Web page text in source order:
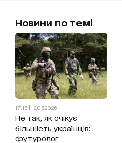
Новини по темі
17:16 | 12.06.2026
Не так, як очікує
більшість українців:
футуролог